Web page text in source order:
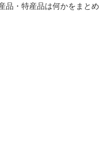
品・特産品は何かをまとめ